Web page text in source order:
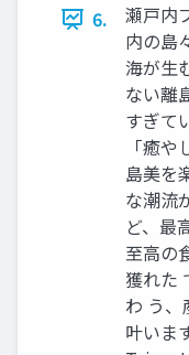
6.
瀬⼾内
内の島
海が⽣
ない離
すぎて
「癒
島美を
な潮流
ど、最
⾄⾼の
獲れた
わ う
叶いま